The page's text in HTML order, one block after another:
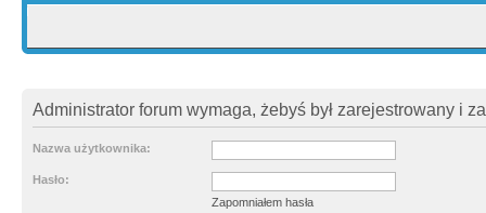
Administrator forum wymaga, żebyś był zarejestrowany i
Nazwa użytkownika:
Hasło:
Zapomniałem hasła